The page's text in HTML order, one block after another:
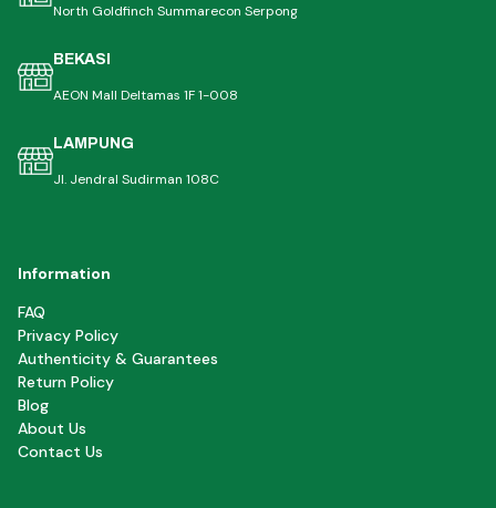
North Goldfinch Summarecon Serpong
BEKASI
AEON Mall Deltamas 1F 1-008
LAMPUNG
Jl. Jendral Sudirman 108C
Information
FAQ
Privacy Policy
Authenticity & Guarantees
Return Policy
Blog
About Us
Contact Us